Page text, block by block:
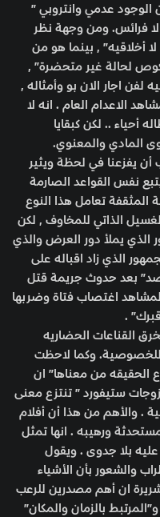
أن الوجود عدمي وانتروبي ”
فرائس. ومن وجهة نظر
أخلاقيه” , بينما هو من
لحالة غير متحضرة” ,
لفن اجار الان بو وأمثاله ,
الاعدام العام . انه لا
أحياء .. لكن كبقايا
المادي والمعنوي.
أن يفزعنا في لحظة ويثير
نفس القواعد الصارمة
المثقفة تعامل هذا النوع
الذاتي للمخاوف , لكن
الذي يملأ دور العرض والذي
الذي زاد اقباله على
بعد حدوث جريمة قتل
اغتصاب فتاة وضربها
.
القناعات الحضاريه
للخصوصية. وكما لاحظت
الحقيقه من معناها” ان
ستيفورد ” تنتزع معنى
. والأهم من هذا أن أفلام
ورهيبه . انها تمثل
عليه بلا جدوى . ويقول
والشعور بأن الأشياء
ان أهم مصدرين للرعب
والهول هما “النموذجي” Archetypal و”المرتبط بالزمان والمكان”